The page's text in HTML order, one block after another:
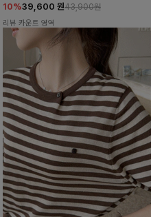
10%39,600 원43,900원
리뷰 카운트 영역